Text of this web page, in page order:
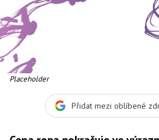
Placeholder
Přidat mezi oblíbené